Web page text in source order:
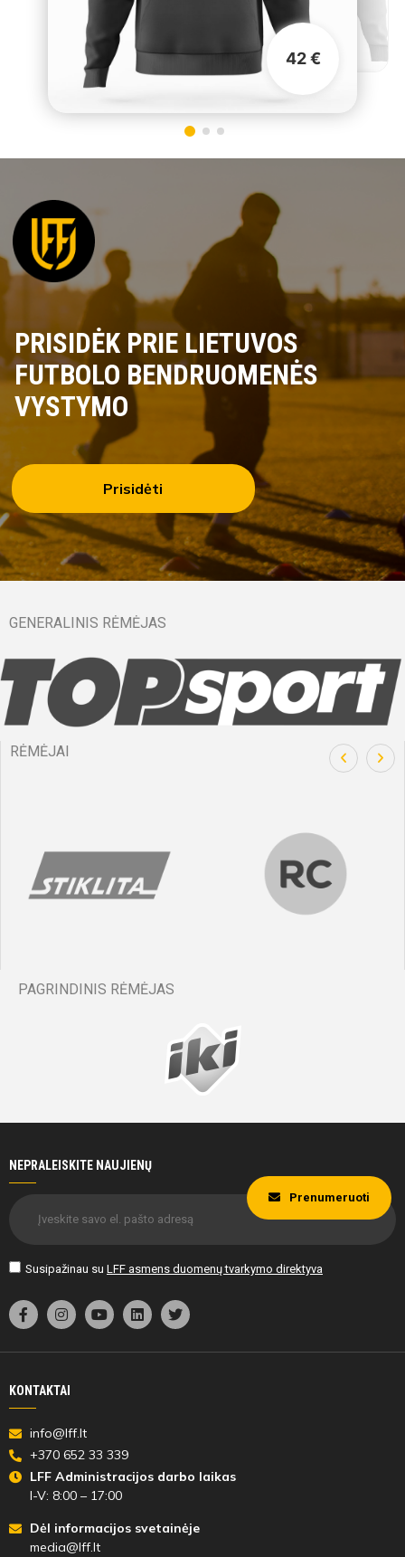
42 €
PRISIDĖK PRIE LIETUVOS
FUTBOLO BENDRUOMENĖS
VYSTYMO
Prisidėti
GENERALINIS RĖMĖJAS
RĖMĖJAI
PAGRINDINIS RĖMĖJAS
NEPRALEISKITE NAUJIENŲ
Susipažinau su LFF asmens duomenų tvarkymo direktyva
Prenumeruoti
KONTAKTAI
info@lff.lt
+370 652 33 339
LFF Administracijos darbo laikas
I-V: 8:00 – 17:00
Dėl informacijos svetainėje
media@lff.lt